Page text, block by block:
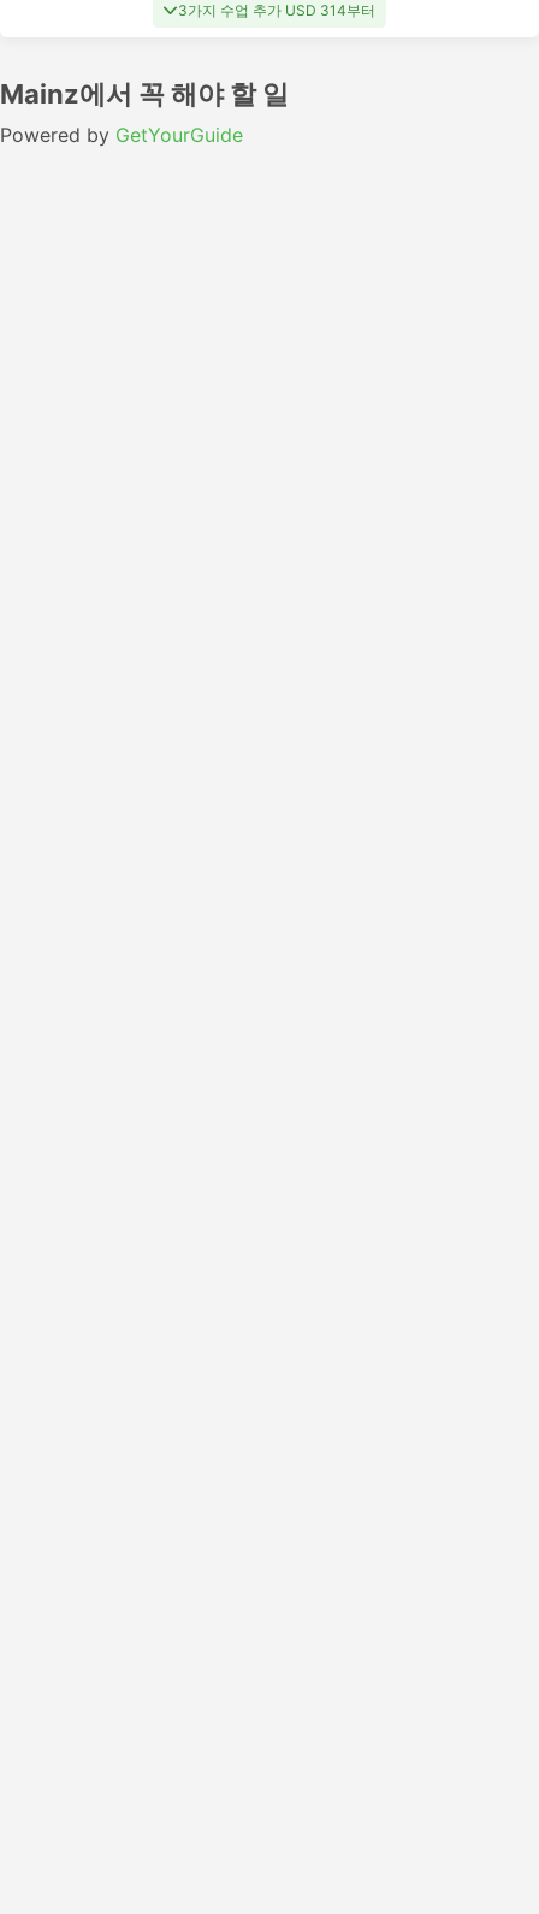
3가지 수업 추가 USD 314부터
Mainz에서 꼭 해야 할 일
Powered by GetYourGuide